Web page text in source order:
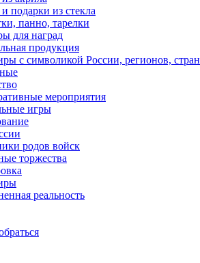
подарки из стекла
панно, тарелки
для наград
продукция
с символикой России, регионов, стран
мероприятия
игры
родов войск
торжества
реальность